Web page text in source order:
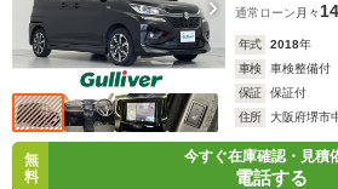
通常ローン 月々
年式 2018年
車検
車検整備付
保証
保証付
住所
大阪府堺市
無
料
今すぐ在庫確認・見積
電話する